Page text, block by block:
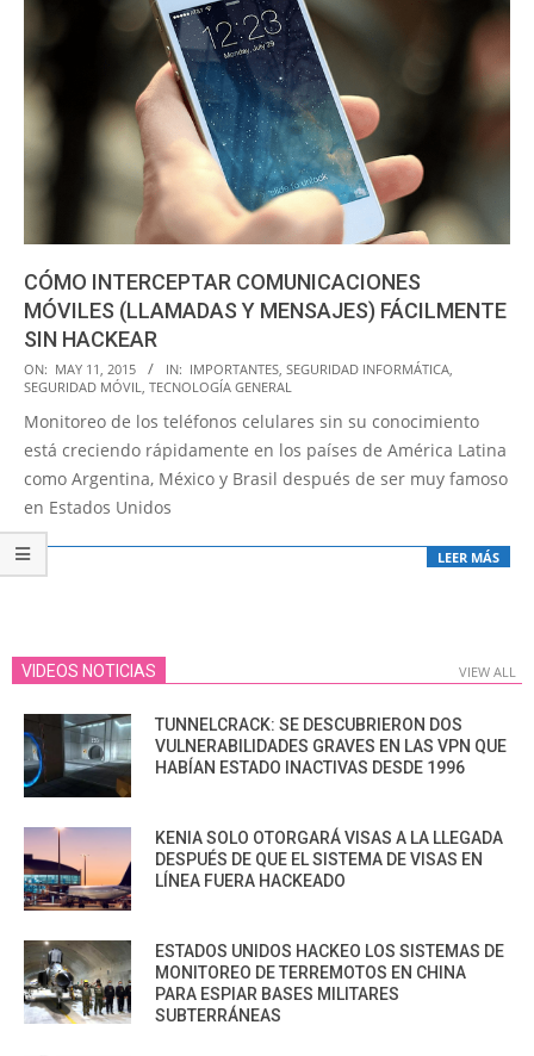
CÓMO INTERCEPTAR COMUNICACIONES
MÓVILES (LLAMADAS Y MENSAJES) FÁCILMENTE
SIN HACKEAR
2015-
05-
11
ON: MAY 11, 2015 IN: IMPORTANTES, SEGURIDAD INFORMÁTICA,
SEGURIDAD MÓVIL, TECNOLOGÍA GENERAL
Monitoreo de los teléfonos celulares sin su conocimiento
está creciendo rápidamente en los países de América Latina
como Argentina, México y Brasil después de ser muy famoso
en Estados Unidos
LEER MÁS
VIDEOS NOTICIAS VIEW ALL
TUNNELCRACK: SE DESCUBRIERON DOS
VULNERABILIDADES GRAVES EN LAS VPN QUE
HABÍAN ESTADO INACTIVAS DESDE 1996
KENIA SOLO OTORGARÁ VISAS A LA LLEGADA
DESPUÉS DE QUE EL SISTEMA DE VISAS EN
LÍNEA FUERA HACKEADO
ESTADOS UNIDOS HACKEO LOS SISTEMAS DE
MONITOREO DE TERREMOTOS EN CHINA
PARA ESPIAR BASES MILITARES
SUBTERRÁNEAS